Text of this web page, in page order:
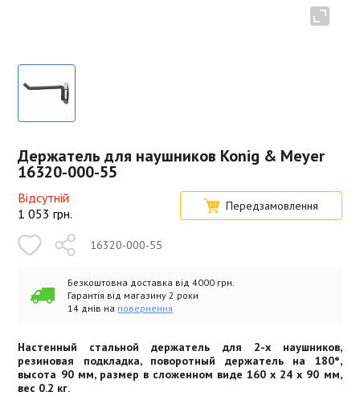
Держатель для наушников Konig & Meyer
16320-000-55
Відсутній
1 053 грн. Передзамовлення
16320-000-55
Безкоштовна доставка від 4000 грн.
Гарантія від магазину 2 роки
14 днів на повернення
Настенный стальной держатель для 2-х наушников,
резиновая подкладка, поворотный держатель на 180°,
высота 90 мм, размер в сложенном виде 160 x 24 x 90 мм,
вес 0.2 кг.